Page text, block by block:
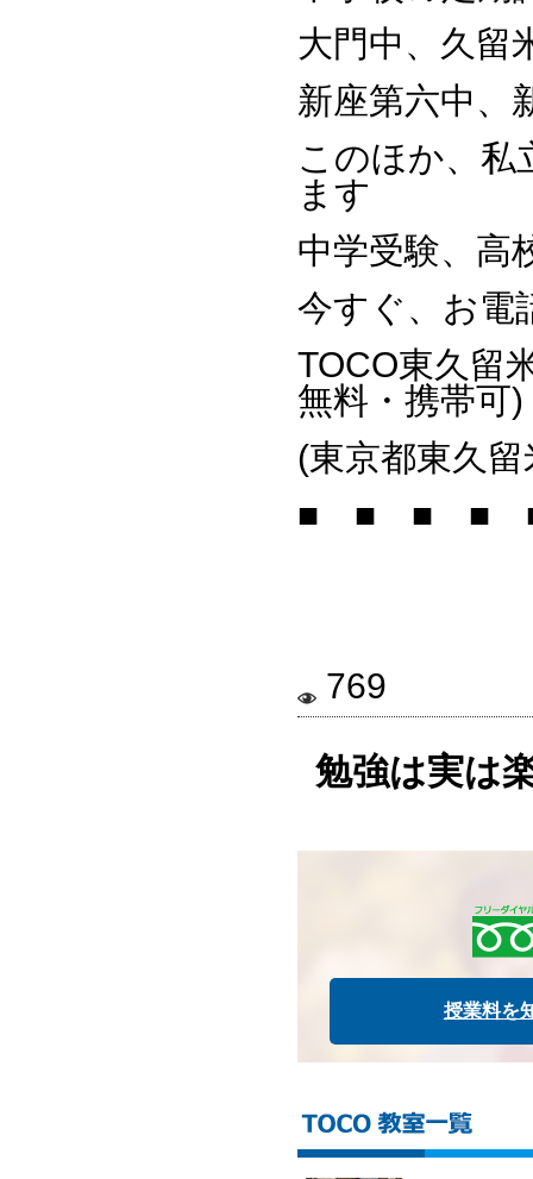
大門中、久留
新座第六中、
このほか、私
ます
中学受験、高
今すぐ、お電
TOCO東久留
無料・携帯可)
(東京都東久
■ ■ ■ ■
769
勉強は実は
授業料を